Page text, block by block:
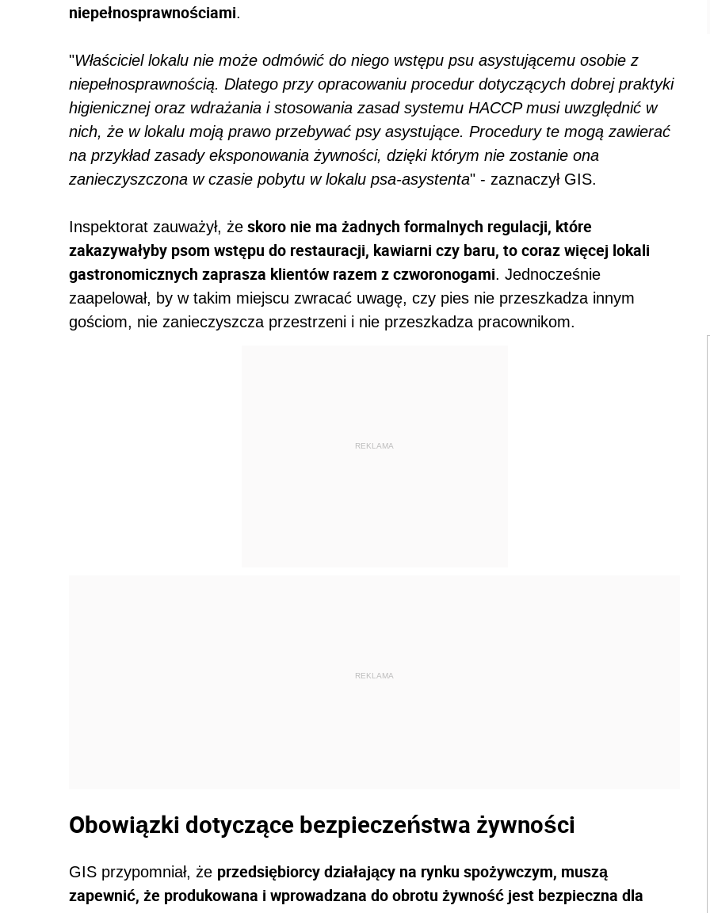
niepełnosprawnościami.
"Właściciel lokalu nie może odmówić do niego wstępu psu asystującemu osobie z
niepełnosprawnością. Dlatego przy opracowaniu procedur dotyczących dobrej praktyki
higienicznej oraz wdrażania i stosowania zasad systemu HACCP musi uwzględnić w
nich, że w lokalu moją prawo przebywać psy asystujące. Procedury te mogą zawierać
na przykład zasady eksponowania żywności, dzięki którym nie zostanie ona
zanieczyszczona w czasie pobytu w lokalu psa-asystenta" - zaznaczył GIS.
Inspektorat zauważył, że skoro nie ma żadnych formalnych regulacji, które
zakazywałyby psom wstępu do restauracji, kawiarni czy baru, to coraz więcej lokali
gastronomicznych zaprasza klientów razem z czworonogami. Jednocześnie
zaapelował, by w takim miejscu zwracać uwagę, czy pies nie przeszkadza innym
gościom, nie zanieczyszcza przestrzeni i nie przeszkadza pracownikom.
REKLAMA
REKLAMA
Obowiązki dotyczące bezpieczeństwa żywności
GIS przypomniał, że przedsiębiorcy działający na rynku spożywczym, muszą
zapewnić, że produkowana i wprowadzana do obrotu żywność jest bezpieczna dla